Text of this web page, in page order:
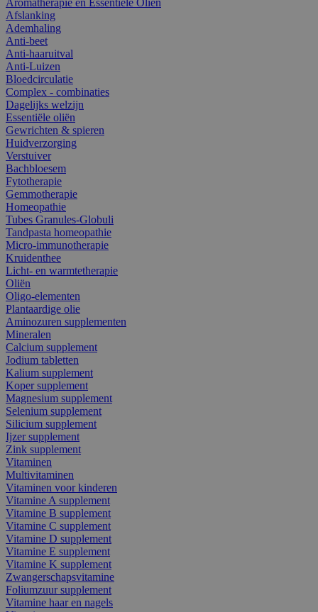
Afslanking
Ademhaling
Anti-beet
Anti-haaruitval
Anti-Luizen
Bloedcirculatie
Complex - combinaties
Dagelijks welzijn
Essentiële oliën
Gewrichten & spieren
Huidverzorging
Verstuiver
Bachbloesem
Fytotherapie
Gemmotherapie
Homeopathie
Tubes Granules-Globuli
Tandpasta homeopathie
Micro-immunotherapie
Kruidenthee
Licht- en warmtetherapie
Oliën
Oligo-elementen
Plantaardige olie
Aminozuren supplementen
Mineralen
Calcium supplement
Jodium tabletten
Kalium supplement
Koper supplement
Magnesium supplement
Selenium supplement
Silicium supplement
Ijzer supplement
Zink supplement
Vitaminen
Multivitaminen
Vitaminen voor kinderen
Vitamine A supplement
Vitamine B supplement
Vitamine C supplement
Vitamine D supplement
Vitamine E supplement
Vitamine K supplement
Zwangerschapsvitamine
Foliumzuur supplement
Vitamine haar en nagels